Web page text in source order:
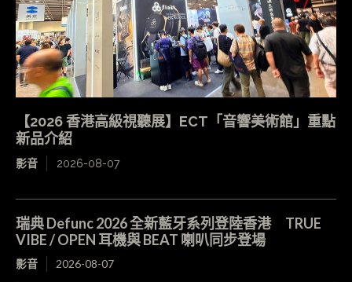
【2026 香港高級視聽展】ECT「音響美術館」重點
新品介紹
影音 2026-08-07
瑞典 Defunc 2026 全新藍牙系列登陸香港 TRUE
VIBE / OPEN 耳機與 BEAT 喇叭同步登場
影音 2026-08-07